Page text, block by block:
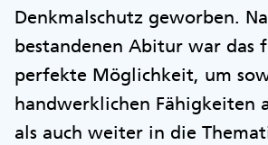
Denkmalschutz geworben.
bestandenen Abitur war das
perfekte Möglichkeit, um
handwerklichen Fähigkeiten
als auch weiter in die